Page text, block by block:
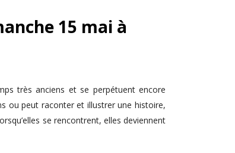
15 mai à
très anciens et se perpétuent encore
ou peut raconter et illustrer une histoire,
se rencontrent, elles deviennent